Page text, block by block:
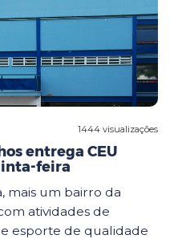
1444 visualizações
entrega CEU
feira
mais um bairro da
atividades de
esporte de qualidade